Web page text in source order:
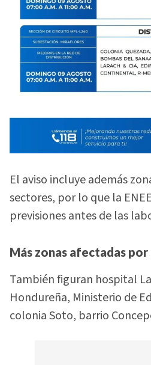
El aviso incluye además
sectores, por lo que la
previsiones antes de las
Más zonas afectadas
También figuran hospital
Hondureña, Ministerio de
colonia Soto, barrio